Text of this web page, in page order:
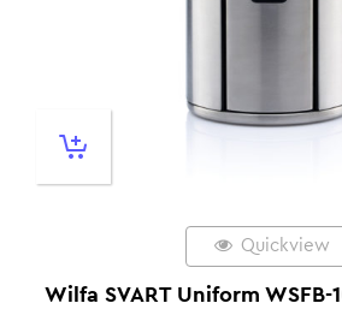
Quickview
Wilfa SVART Uniform